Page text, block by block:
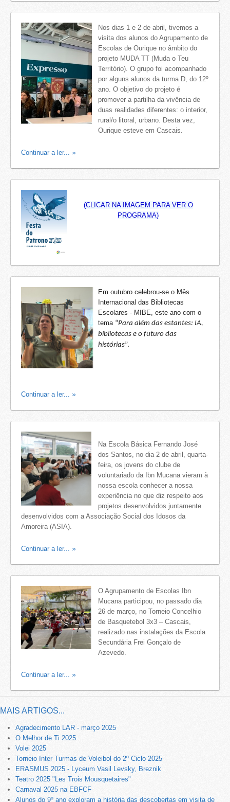
Nos dias 1 e 2 de abril, tivemos a
visita dos alunos do Agrupamento de
Escolas de Ourique no âmbito do
projeto MUDA TT (Muda o Teu
Território). O grupo foi acompanhado
por alguns alunos da turma D, do 12º
ano. O objetivo do projeto é
promover a partilha da vivência de
duas realidades diferentes: o interior,
rural/o litoral, urbano. Desta vez,
Ourique esteve em Cascais.
Continuar a ler...
(CLICAR NA IMAGEM PARA VER O
PROGRAMA)
Em outubro celebrou-se o Mês
Internacional das Bibliotecas
Escolares - MIBE, este ano com o
tema “Para além das estantes: IA,
bibliotecas e o futuro das
histórias”.
Continuar a ler...
Na Escola Básica Fernando José
dos Santos, no dia 2 de abril, quarta-
feira, os jovens do clube de
voluntariado da Ibn Mucana vieram à
nossa escola conhecer a nossa
experiência no que diz respeito aos
projetos desenvolvidos juntamente
desenvolvidos com a Associação Social dos Idosos da
Amoreira (ASIA).
Continuar a ler...
O Agrupamento de Escolas Ibn
Mucana participou, no passado dia
26 de março, no Torneio Concelhio
de Basquetebol 3x3 – Cascais,
realizado nas instalações da Escola
Secundária Frei Gonçalo de
Azevedo.
Continuar a ler...
MAIS ARTIGOS...
Agradecimento LAR - março 2025
O Melhor de Ti 2025
Volei 2025
Torneio Inter Turmas de Voleibol do 2º Ciclo 2025
ERASMUS 2025 - Lyceum Vasil Levsky, Breznik
Teatro 2025 "Les Trois Mousquetaires"
Carnaval 2025 na EBFCF
Alunos do 9º ano exploram a história das descobertas em visita de